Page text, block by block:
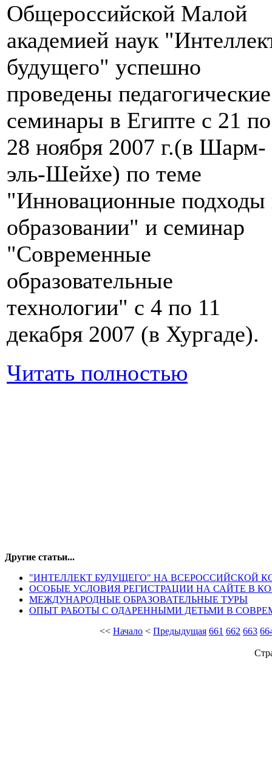
Общероссийской Малой
академией наук
будущего" успешно
проведены педагогические
семинары в Египте с 21 по
28 ноября 2007 г.(в Шарм-
эль-Шейхе) по теме
"Инновационные подходы
образовании" и семинар
"Современные
образовательные
технологии" с 4 по 11
декабря 2007 (в Хургаде).
Читать полностью
Другие статьи...
"ИНТЕЛЛЕКТ БУДУЩЕГО" НА ВСЕРОССИЙСКОЙ
ОСОБЫЕ УСЛОВИЯ РЕГИСТРАЦИИ НА САЙТЕ В
МЕЖДУНАРОДНЫЕ ОБРАЗОВАТЕЛЬНЫЕ ТУРЫ
ОПЫТ РАБОТЫ С ОДАРЕННЫМИ ДЕТЬМИ В
<< Начало < Предыдущая 661 662 663